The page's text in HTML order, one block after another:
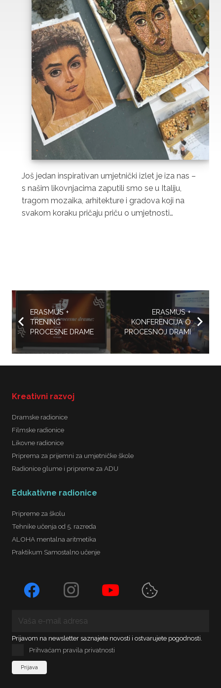
Ovoga puta naši su likovnjaci uronili u svijet
suvremene umjetnosti, dizajna i kreativnog
promišljanja prostora kroz čak tri zanimljive
izložbe. Posjeti izložbama u Muzeju suvremene
umjetnosti i Galeriji Barnardo Bernardi…
ERASMUS +
TRENING
PROCESNE DRAME
ERASMUS +
KONFERENCIJA O
PROCESNOJ DRAMI
Kreativni razvoj
Dramske radionice
Filmske radionice
Likovne radionice
Priprema za prijemni za umjetničke škole
Radionice glume i pripreme za ADU
Edukativne radionice
Pripreme za školu
Tehnike učenja od 5. razreda
ALOHA mentalna aritmetika
Praktikum Samostalno učenje
Prijavom na newsletter saznajete novosti i ostvarujete pogodnosti.
Prihvaćam pravila privatnosti